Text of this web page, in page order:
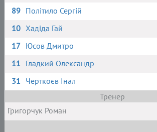
89 Політило Сергій
10 Хадіда Гай
17 Юсов Дмитро
11 Гладкий Олександр
31 Черткоєв Інал
Тренер
Григорчук Роман